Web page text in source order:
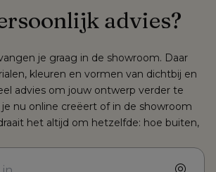
advies?
je graag in de showroom. Daar
kleuren en vormen van dichtbij en
advies om jouw ontwerp verder te
nu online creëert of in de showroom
het altijd om hetzelfde: hoe buiten,